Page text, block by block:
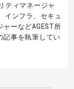
ティマネージャ
インフラ、セキュ
ーなどAGEST所
記事を執筆してい